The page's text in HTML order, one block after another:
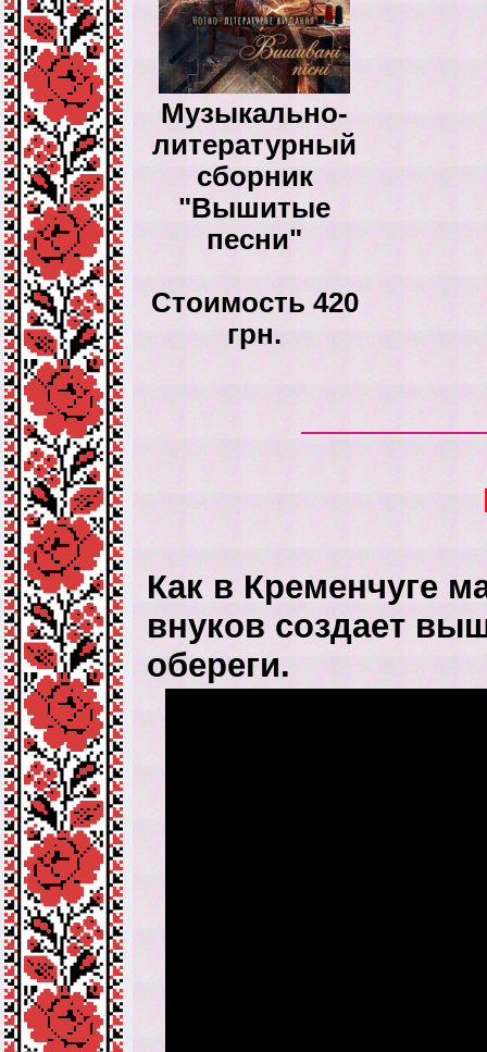
Музыкально-
литературный
сборник
"Вышитые
песни"
Стоимость 420
грн.
Как в Кременчуге
внуков создает
обереги.